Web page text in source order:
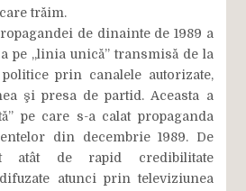
trăim.
de dinainte de 1989 a
pe „linia unică” transmisă de la
prin canalele autorizate,
şi presa de partid. Aceasta a
pe care s-a calat propaganda
din decembrie 1989. De
atât de rapid credibilitate
atunci prin televiziunea